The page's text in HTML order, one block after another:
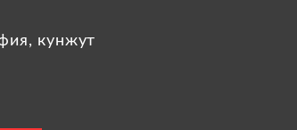
кунжут